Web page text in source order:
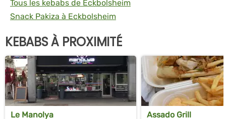
Tous les kebabs de Eckbolsheim
Snack Pakiza à Eckbolsheim
KEBABS À PROXIMITÉ
Le Manolya Assado Grill